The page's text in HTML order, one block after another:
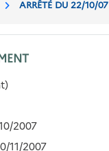
ARRÊTÉ DU 22/10/
2007
11/2007